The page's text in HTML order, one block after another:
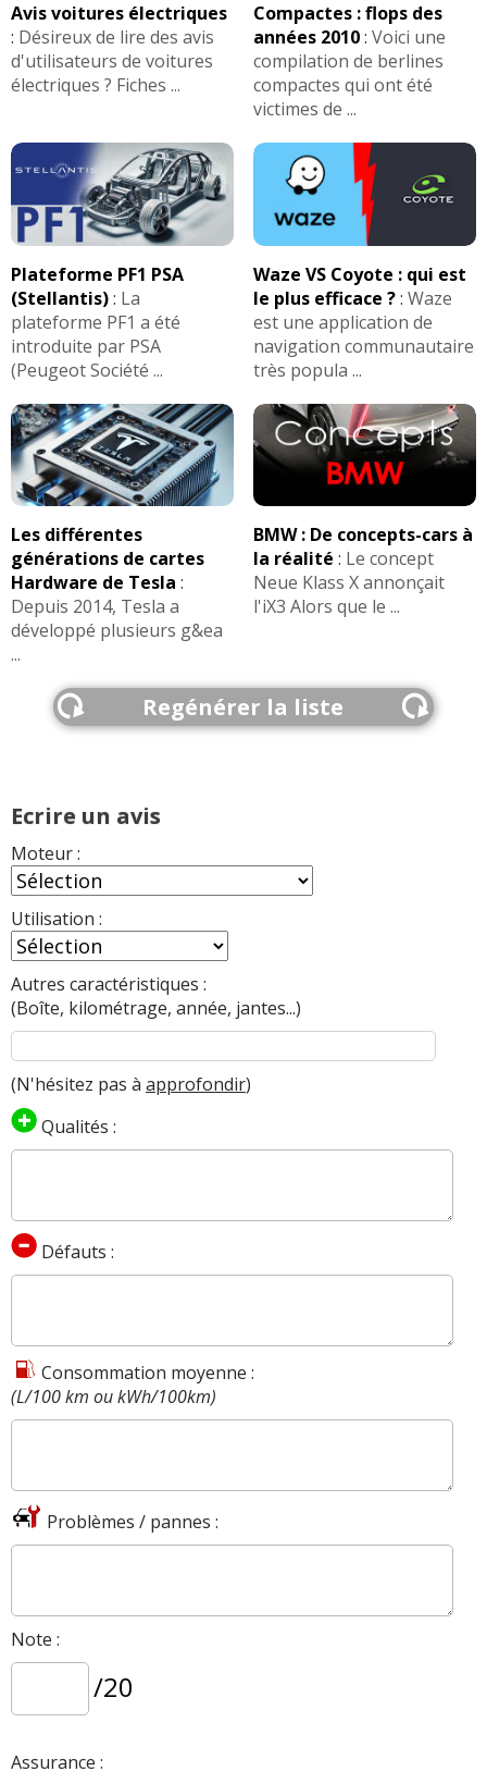
Avis voitures électriques
: Désireux de lire des avis
d'utilisateurs de voitures
électriques ? Fiches ...
Compactes : flops des
années 2010: Voici une
compilation de berlines
compactes qui ont été
victimes de ...
Plateforme PF1 PSA
(Stellantis): La
plateforme PF1 a été
introduite par PSA
(Peugeot Société ...
Waze VS Coyote : qui est
le plus efficace ?: Waze
est une application de
navigation communautaire
très popula ...
Les différentes
générations de cartes
Hardware de Tesla :
Depuis 2014, Tesla a
développé plusieurs g&ea
...
BMW : De concepts-cars à
la réalité : Le concept
Neue Klass X annonçait
l'iX3 Alors que le ...
Regénérer la liste
Ecrire un avis
Moteur :
Utilisation :
Autres caractéristiques :
(Boîte, kilométrage, année, jantes...)
(N'hésitez pas à approfondir)
Qualités :
Défauts :
Consommation moyenne :
(L/100 km ou kWh/100km)
Problèmes / pannes :
Note :
/20
Assurance :